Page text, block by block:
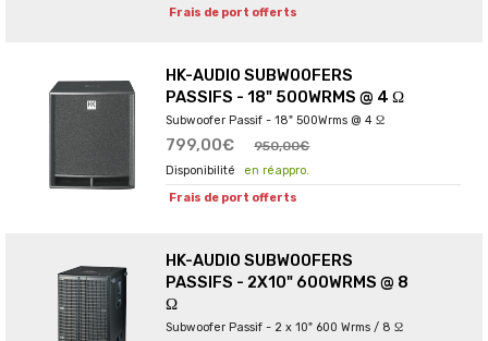
Frais de port offerts
HK-AUDIO SUBWOOFERS
PASSIFS - 18" 500WRMS @ 4 Ω
Subwoofer Passif - 18" 500Wrms @ 4 Ω
799,00€ 950,00€
en réappro.
Frais de port offerts
HK-AUDIO SUBWOOFERS
PASSIFS - 2X10" 600WRMS @ 8
Ω
Subwoofer Passif - 2 x 10" 600 Wrms / 8 Ω